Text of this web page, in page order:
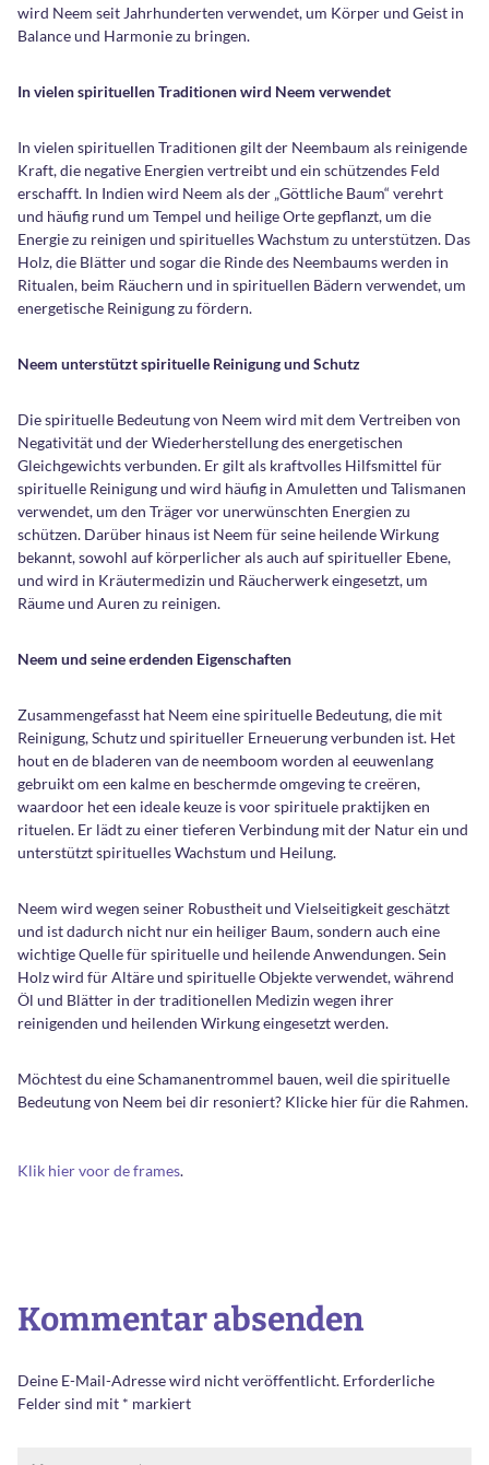
wird Neem seit Jahrhunderten verwendet, um Körper und Geist in
Balance und Harmonie zu bringen.
In vielen spirituellen Traditionen wird Neem verwendet
In vielen spirituellen Traditionen gilt der Neembaum als reinigende
Kraft, die negative Energien vertreibt und ein schützendes Feld
erschafft. In Indien wird Neem als der „Göttliche Baum“ verehrt
und häufig rund um Tempel und heilige Orte gepflanzt, um die
Energie zu reinigen und spirituelles Wachstum zu unterstützen. Das
Holz, die Blätter und sogar die Rinde des Neembaums werden in
Ritualen, beim Räuchern und in spirituellen Bädern verwendet, um
energetische Reinigung zu fördern.
Neem unterstützt spirituelle Reinigung und Schutz
Die spirituelle Bedeutung von Neem wird mit dem Vertreiben von
Negativität und der Wiederherstellung des energetischen
Gleichgewichts verbunden. Er gilt als kraftvolles Hilfsmittel für
spirituelle Reinigung und wird häufig in Amuletten und Talismanen
verwendet, um den Träger vor unerwünschten Energien zu
schützen. Darüber hinaus ist Neem für seine heilende Wirkung
bekannt, sowohl auf körperlicher als auch auf spiritueller Ebene,
und wird in Kräutermedizin und Räucherwerk eingesetzt, um
Räume und Auren zu reinigen.
Neem und seine erdenden Eigenschaften
Zusammengefasst hat Neem eine spirituelle Bedeutung, die mit
Reinigung, Schutz und spiritueller Erneuerung verbunden ist. Het
hout en de bladeren van de neemboom worden al eeuwenlang
gebruikt om een kalme en beschermde omgeving te creëren,
waardoor het een ideale keuze is voor spirituele praktijken en
rituelen. Er lädt zu einer tieferen Verbindung mit der Natur ein und
unterstützt spirituelles Wachstum und Heilung.
Neem wird wegen seiner Robustheit und Vielseitigkeit geschätzt
und ist dadurch nicht nur ein heiliger Baum, sondern auch eine
wichtige Quelle für spirituelle und heilende Anwendungen. Sein
Holz wird für Altäre und spirituelle Objekte verwendet, während
Öl und Blätter in der traditionellen Medizin wegen ihrer
reinigenden und heilenden Wirkung eingesetzt werden.
Möchtest du eine Schamanentrommel bauen, weil die spirituelle
Bedeutung von Neem bei dir resoniert? Klicke hier für die Rahmen.
Klik hier voor de frames.
Kommentar absenden
Deine E-Mail-Adresse wird nicht veröffentlicht. Erforderliche
Felder sind mit * markiert